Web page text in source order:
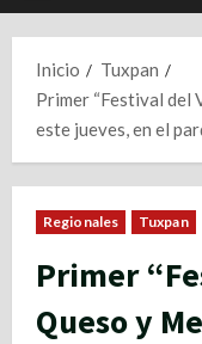
Inicio
Tuxpan
Primer “Festival del
este jueves, en el
Regionales Tuxpan
Primer
Queso y